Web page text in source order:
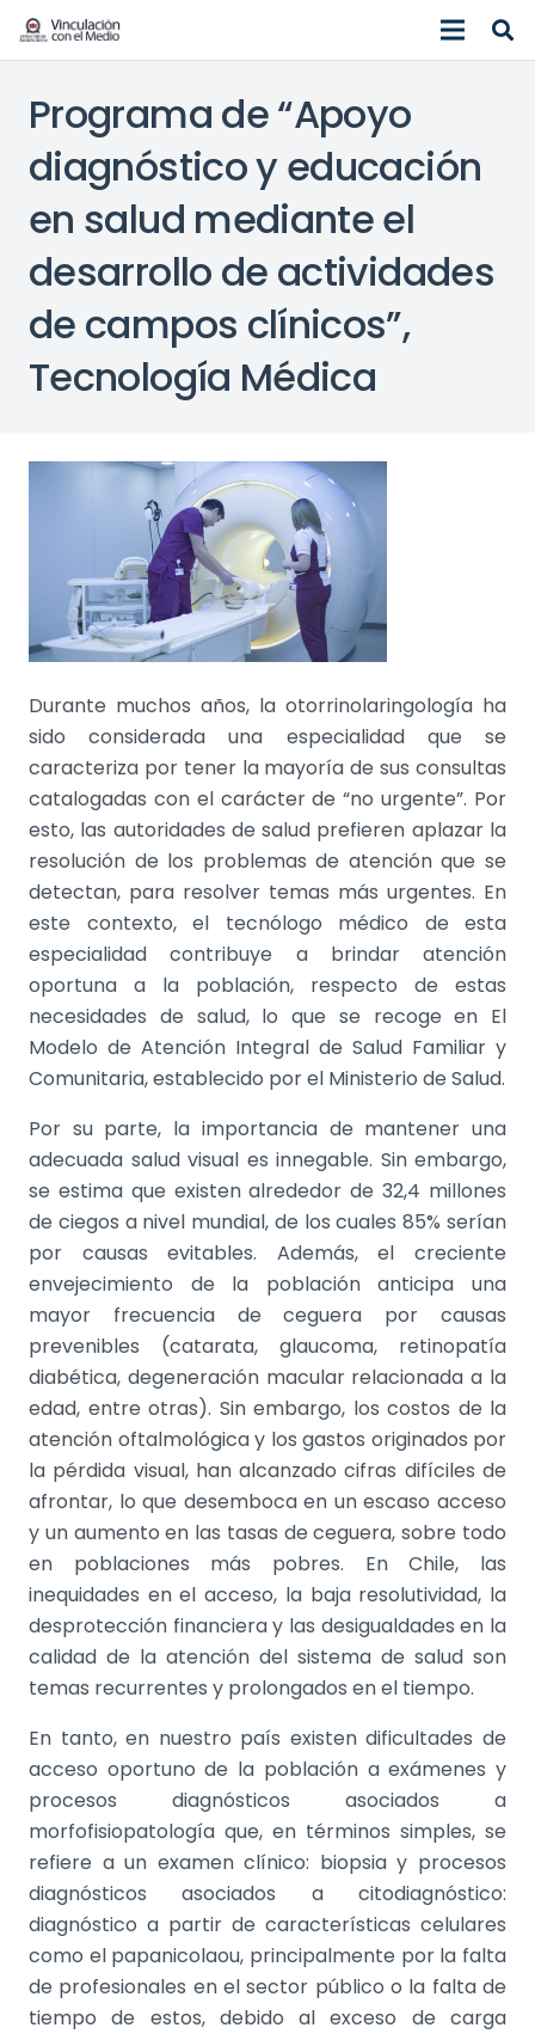
Programa de “Apoyo
diagnóstico y educación
en salud mediante el
desarrollo de actividades
de campos clínicos”,
Tecnología Médica
Durante muchos años, la otorrinolaringología ha
sido considerada una especialidad que se
caracteriza por tener la mayoría de sus consultas
catalogadas con el carácter de “no urgente”. Por
esto, las autoridades de salud prefieren aplazar la
resolución de los problemas de atención que se
detectan, para resolver temas más urgentes. En
este contexto, el tecnólogo médico de esta
especialidad contribuye a brindar atención
oportuna a la población, respecto de estas
necesidades de salud, lo que se recoge en El
Modelo de Atención Integral de Salud Familiar y
Comunitaria, establecido por el Ministerio de Salud.
Por su parte, la importancia de mantener una
adecuada salud visual es innegable. Sin embargo,
se estima que existen alrededor de 32,4 millones
de ciegos a nivel mundial, de los cuales 85% serían
por causas evitables. Además, el creciente
envejecimiento de la población anticipa una
mayor frecuencia de ceguera por causas
prevenibles (catarata, glaucoma, retinopatía
diabética, degeneración macular relacionada a la
edad, entre otras). Sin embargo, los costos de la
atención oftalmológica y los gastos originados por
la pérdida visual, han alcanzado cifras difíciles de
afrontar, lo que desemboca en un escaso acceso
y un aumento en las tasas de ceguera, sobre todo
en poblaciones más pobres. En Chile, las
inequidades en el acceso, la baja resolutividad, la
desprotección financiera y las desigualdades en la
calidad de la atención del sistema de salud son
temas recurrentes y prolongados en el tiempo.
En tanto, en nuestro país existen dificultades de
acceso oportuno de la población a exámenes y
procesos diagnósticos asociados a
morfofisiopatología que, en términos simples, se
refiere a un examen clínico: biopsia y procesos
diagnósticos asociados a citodiagnóstico:
diagnóstico a partir de características celulares
como el papanicolaou, principalmente por la falta
de profesionales en el sector público o la falta de
tiempo de estos, debido al exceso de carga